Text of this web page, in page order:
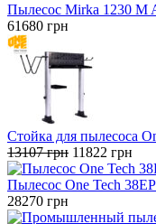
Пылесос Mirka 1230 M
61680 грн
Стойка для пылесоса
13107грн
цена
составляла
11822 грн
Пылесос One Tech
28270 грн